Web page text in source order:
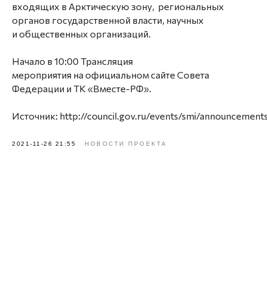
входящих в Арктическую зону, региональных
органов государственной власти, научных
и общественных организаций.
Начало в 10:00 Трансляция
мероприятия на официальном сайте Совета
Федерации и ТК «Вместе-РФ».
Источник: http://council.gov.ru/events/smi/
2021-11-26 21:55 НОВОСТИ ПРОЕКТА